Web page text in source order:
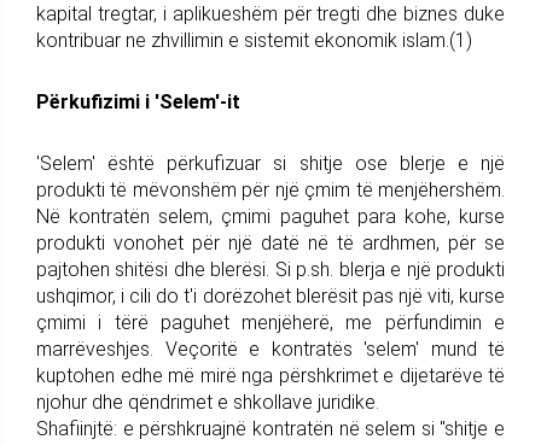
kapital tregtar, i aplikueshëm për tregti dhe biznes duke
kontribuar ne zhvillimin e sistemit ekonomik islam.(1)
Përkufizimi i 'Selem'-it
'Selem' është përkufizuar si shitje ose blerje e një
produkti të mëvonshëm për një çmim të menjëhershëm.
Në kontratën selem, çmimi paguhet para kohe, kurse
produkti vonohet për një datë në të ardhmen, për se
pajtohen shitësi dhe blerësi. Si p.sh. blerja e një produkti
ushqimor, i cili do t'i dorëzohet blerësit pas një viti, kurse
çmimi i tërë paguhet menjëherë, me përfundimin e
marrëveshjes. Veçoritë e kontratës 'selem' mund të
kuptohen edhe më mirë nga përshkrimet e dijetarëve të
njohur dhe qëndrimet e shkollave juridike.
Shafiinjtë: e përshkruajnë kontratën në selem si "shitje e